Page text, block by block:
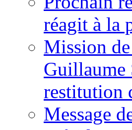
réagit à la
Mission
Guillaume
restitution
Message